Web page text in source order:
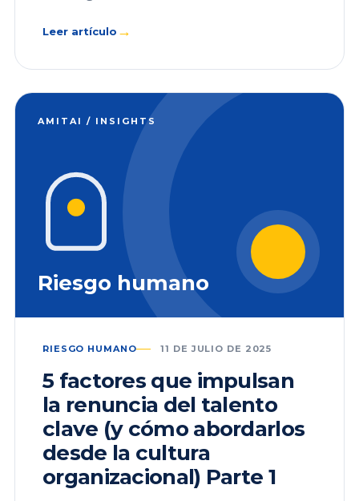
Leer artículo →
AMITAI / INSIGHTS
Riesgo humano
RIESGO HUMANO 11 DE JULIO DE 2025
5 factores que impulsan
la renuncia del talento
clave (y cómo abordarlos
desde la cultura
organizacional) Parte 1